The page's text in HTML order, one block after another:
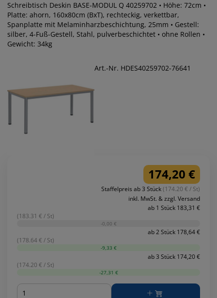
Schreibtisch Deskin BASE-MODUL Q 40259702 • Höhe: 72cm •
Platte: ahorn, 160x80cm (BxT), rechteckig, verkettbar,
Spanplatte mit Melaminharzbeschichtung, 25mm • Gestell:
silber, 4-Fuß-Gestell, Stahl, pulverbeschichtet • ohne Rollen •
Gewicht: 34kg
Art.-Nr. HDES40259702-76641
174,20 €
Staffelpreis ab 3 Stück(174.20 € / St)
inkl. MwSt. & zzgl. Versand
ab 1 Stück 183,31 €
(183.31 € / St)
-0,00 €
ab 2 Stück 178,64 €
(178.64 € / St)
-9,33 €
ab 3 Stück 174,20 €
(174.20 € / St)
-27,31 €
Menge